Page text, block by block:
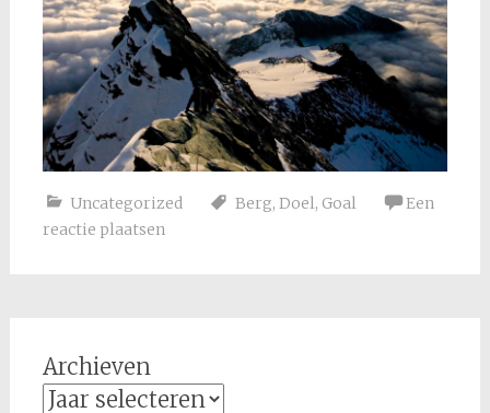
Uncategorized Berg, Doel, Goal
Een
reactie plaatsen
Archieven